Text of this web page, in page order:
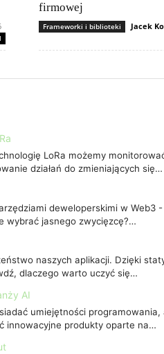
firmowej
Frameworki i biblioteki Jacek
LoRa możemy
działań do zmieniających się…
deweloperskimi w
wybrać jasnego zwycięzcę?…
naszych aplikacji. Dzięki
dlaczego warto uczyć się…
AI
umiejętności
innowacyjne produkty oparte na…